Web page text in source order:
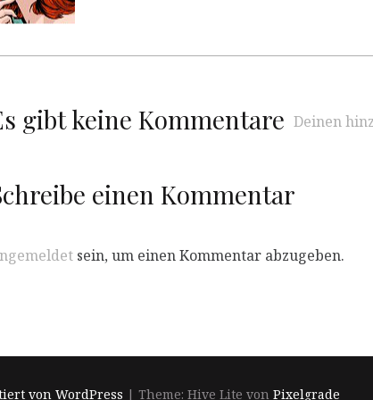
gibt keine Kommentare Deinen
einen Kommentar
sein, um einen Kommentar abzugeben.
von WordPress | Theme: Hive Lite von Pixelgrade